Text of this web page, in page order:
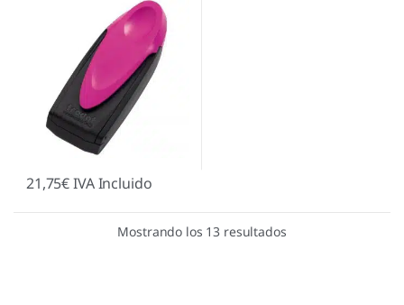
21,75€IVA Incluido
Mostrando los 13 resultados